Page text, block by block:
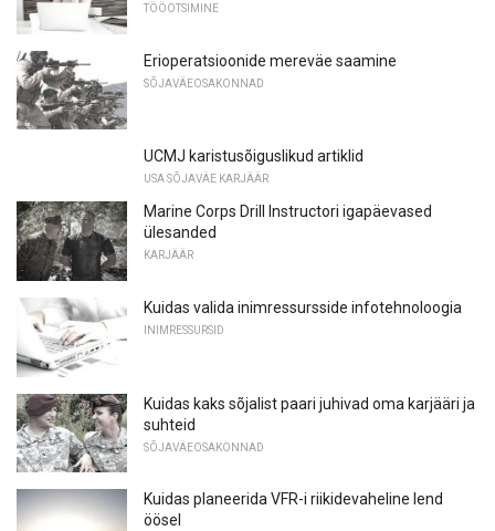
TÖÖOTSIMINE
Erioperatsioonide mereväe saamine
SÕJAVÄEOSAKONNAD
UCMJ karistusõiguslikud artiklid
USA SÕJAVÄE KARJÄÄR
Marine Corps Drill Instructori igapäevased
ülesanded
KARJÄÄR
Kuidas valida inimressursside infotehnoloogia
INIMRESSURSID
Kuidas kaks sõjalist paari juhivad oma karjääri ja
suhteid
SÕJAVÄEOSAKONNAD
Kuidas planeerida VFR-i riikidevaheline lend
öösel